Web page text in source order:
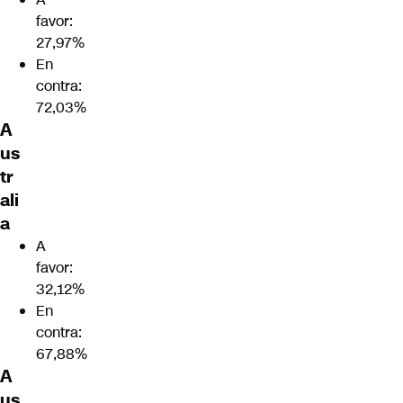
favor:
27,97%
En
contra:
72,03%
A
us
tr
ali
a
A
favor:
32,12%
En
contra:
67,88%
A